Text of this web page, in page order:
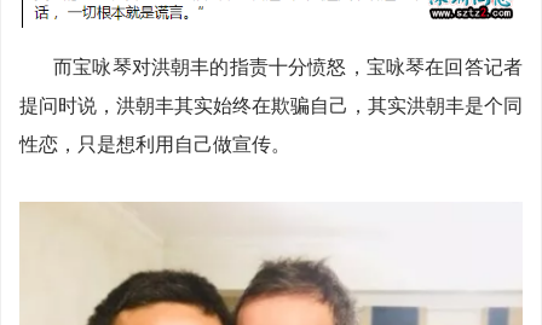
而宝咏琴对洪朝丰的指责十分愤怒，宝咏琴在回答记者
提问时说，洪朝丰其实始终在欺骗自己，其实洪朝丰是个同
性恋，只是想利用自己做宣传。